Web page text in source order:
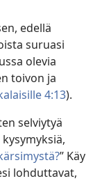
edellä
suruasi
olevia
toivon ja
4:13).
selviytyä
” Käy
lohduttavat,